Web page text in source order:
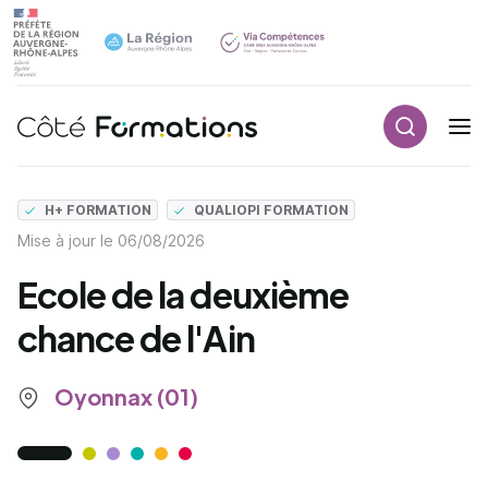
Navigation principale
H+ FORMATION QUALIOPI FORMATION
Mise à jour le 06/08/2026
Ecole de la deuxième
chance de l'Ain
Oyonnax (01)